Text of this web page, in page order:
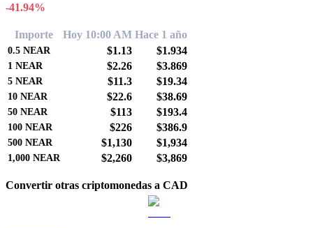
-41.94%
Importe Hoy 10:00 AM Hace 1 año
0.5 NEAR $1.13 $1.934
1 NEAR $2.26 $3.869
5 NEAR $11.3 $19.34
10 NEAR $22.6 $38.69
50 NEAR $113 $193.4
100 NEAR $226 $386.9
500 NEAR $1,130 $1,934
1,000 NEAR $2,260 $3,869
Convertir otras criptomonedas a CAD